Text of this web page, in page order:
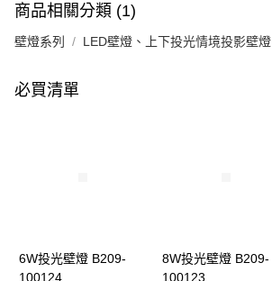
商品相關分類 (1)
壁燈系列 LED壁燈、上下投光情境投影壁燈
必買清單
6W投光壁燈 B209-
100124
8W投光壁燈 B209-
100123